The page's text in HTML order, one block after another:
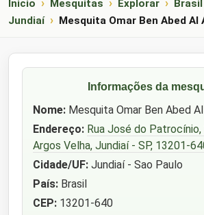
Inicio Mesquitas Explorar Brasil
Jundiaí
Mesquita Omar Ben Abed Al
Informações da
Nome:Mesquita Omar Ben Abed
Endereço: Rua José do
Argos Velha, Jundiaí - SP, 13201-
Cidade/UF:Jundiaí - Sao Paulo
País:Brasil
CEP:13201-640